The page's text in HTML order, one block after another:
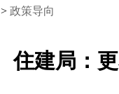
>政策导向
住建局：